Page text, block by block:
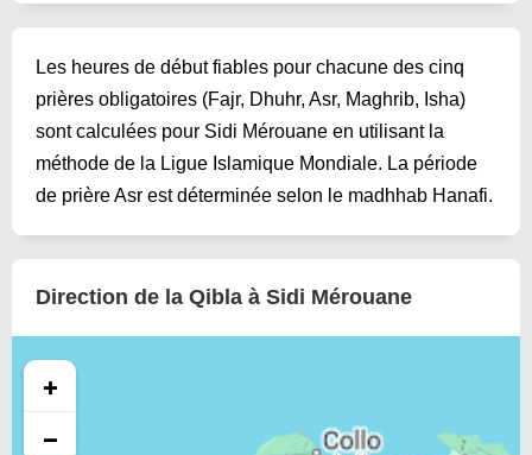
Les heures de début fiables pour chacune des cinq
prières obligatoires (Fajr, Dhuhr, Asr, Maghrib, Isha)
sont calculées pour Sidi Mérouane en utilisant la
méthode de la Ligue Islamique Mondiale. La période
de prière Asr est déterminée selon le madhhab Hanafi.
Direction de la Qibla à Sidi Mérouane
+
−